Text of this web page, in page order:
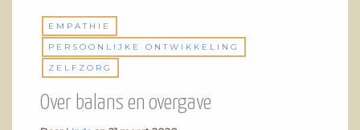
EMPATHIE
PERSOONLIJKE ONTWIKKELING
ZELFZORG
Over balans en overgave